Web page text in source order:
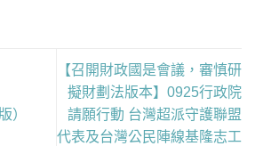
）
【召開財政國是會議，審慎研
擬財劃法版本】0925行政院
請願行動 台灣超派守護聯盟
代表及台灣公民陣線基隆志工